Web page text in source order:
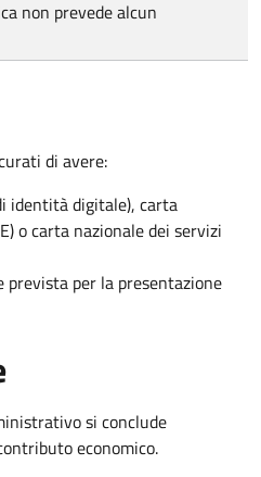
non prevede alcun
di avere:
identità digitale), carta
o carta nazionale dei servizi
per la presentazione
si conclude
economico.